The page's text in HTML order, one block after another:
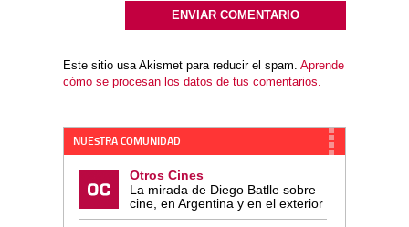
Este sitio usa Akismet para reducir el spam. Aprende
cómo se procesan los datos de tus comentarios.
NUESTRA COMUNIDAD
Otros Cines
La mirada de Diego Batlle sobre
cine, en Argentina y en el exterior